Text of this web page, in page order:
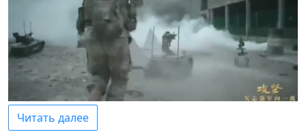
Читать далее